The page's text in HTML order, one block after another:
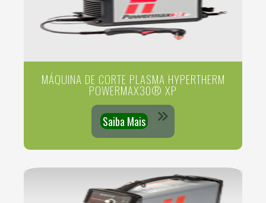
MÁQUINA DE CORTE PLASMA HYPERTHERM
POWERMAX30® XP
Saiba Mais